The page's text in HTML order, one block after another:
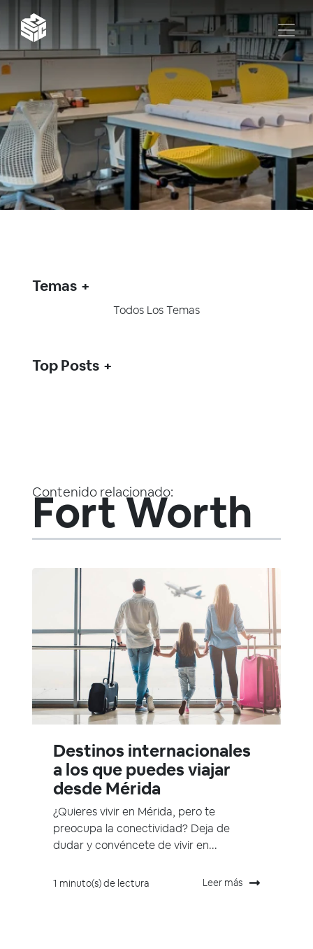
Contenido relacionado:
Fort Worth
Destinos internacionales
a los que puedes viajar
desde Mérida
¿Quieres vivir en Mérida, pero te
preocupa la conectividad? Deja de
dudar y convéncete de vivir en...
1 minuto(s) de lectura Leer más
Temas
Todos Los Temas
Top Posts